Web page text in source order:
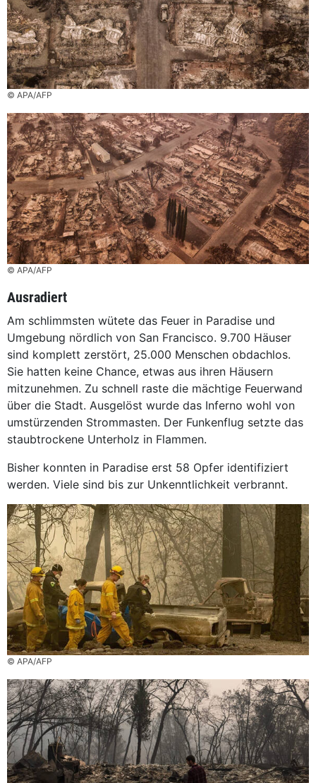
© APA/AFP
© APA/AFP
Ausradiert
Am schlimmsten wütete das Feuer in Paradise und
Umgebung nördlich von San Francisco. 9.700 Häuser
sind komplett zerstört, 25.000 Menschen obdachlos.
Sie hatten keine Chance, etwas aus ihren Häusern
mitzunehmen. Zu schnell raste die mächtige Feuerwand
über die Stadt. Ausgelöst wurde das Inferno wohl von
umstürzenden Strommasten. Der Funkenflug setzte das
staubtrockene Unterholz in Flammen.
Bisher konnten in Paradise erst 58 Opfer identifiziert
werden. Viele sind bis zur Unkenntlichkeit verbrannt.
© APA/AFP